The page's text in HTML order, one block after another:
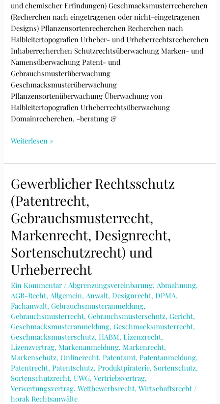
und chemischer Erfindungen) Geschmacksmusterrecherchen
(Recherchen nach eingetragenen oder nicht-eingetragenen
Designs) Pflanzensortenrecherchen Recherchen nach
Halbleitertopografien Urheber- und Urheberrechtsrecherchen
Inhaberrecherchen Schutzrechtsüberwachung Marken- und
Namensüberwachung Patent- und
Gebrauchsmusterüberwachung
Geschmacksmusterüberwachung
Pflanzensortenüberwachung Überwachung von
Halbleitertopografien Urheberrechtsüberwachung
Domainrecherchen, -beratung &
Recherchedienstleistungen
Weiterlesen »
Gewerblicher Rechtsschutz
(Patentrecht,
Gebrauchsmusterrecht,
Markenrecht, Designrecht,
Sortenschutzrecht) und
Urheberrecht
Ein Kommentar / Abgrenzungsvereinbarung, Abmahnung,
AGB-Recht, Allgemein, Anwalt,Designrecht,DPMA,
Fachanwalt,Gebrauchsmusteranmeldung,
Gebrauchsmusterrecht,Gebrauchsmusterschutz,Gericht,
Geschmacksmusteranmeldung,Geschmacksmusterrecht,
Geschmacksmusterschutz,HABM,Lizenzrecht,
Lizenzvertrag,Markenanmeldung,Markenrecht,
Markenschutz,Onlinerecht,Patentamt,Patentanmeldung,
Patentrecht,Patentschutz,Produktpiraterie, Sortenschutz,
Sortenschutzrecht,UWG,Vertriebsvertrag,
Verwertungsvertrag,Wettbewerbsrecht,Wirtschaftsrecht/
horak Rechtsanwälte